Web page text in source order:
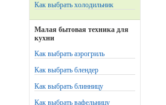
Как выбрать холодильник
Малая бытовая техника для
кухни
Как выбрать аэрогриль
Как выбрать блендер
Как выбрать блинницу
Как выбрать вафельницу